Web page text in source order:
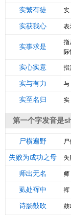
实繁有徒 实
实获我心 表
实事求是
指
际
实心实意 指
实与有力 与
实至名归 实
第一个字发音是
尸横遍野 尸
失败为成功之母
师出无名
虱处裈中 裈
诗肠鼓吹 鼓